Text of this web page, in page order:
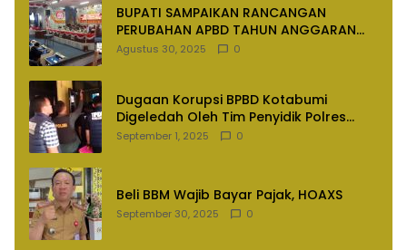
BUPATI SAMPAIKAN RANCANGAN
PERUBAHAN APBD TAHUN ANGGARAN
2025
Agustus 30, 2025 0
Dugaan Korupsi BPBD Kotabumi
Digeledah Oleh Tim Penyidik Polres
Lampung Utara
September 1, 2025 0
Beli BBM Wajib Bayar Pajak, HOAXS
September 30, 2025 0